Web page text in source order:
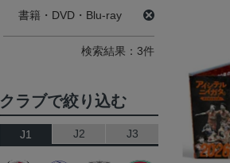
書籍・DVD・Blu-ray
検索結果：3件
クラブで絞り込む
J1 J2 J3